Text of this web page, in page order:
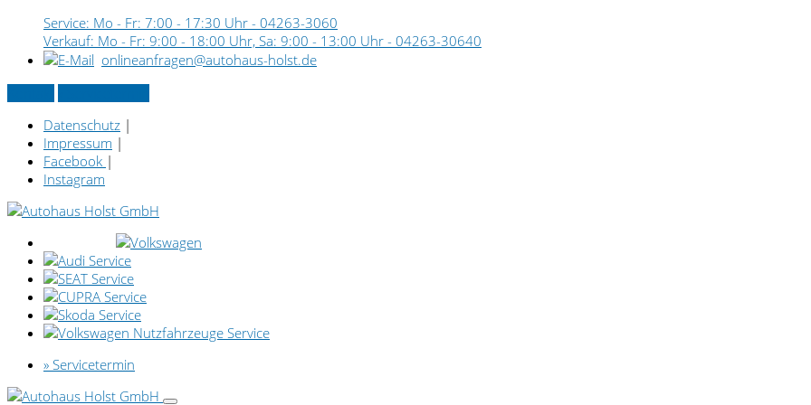
Service: Mo - Fr: 7:00 - 17:30 Uhr - 04263-3060
Verkauf: Mo - Fr: 9:00 - 18:00 Uhr, Sa: 9:00 - 13:00 Uhr - 04263-30640
onlineanfragen@autohaus-holst.de
Datenschutz |
Impressum |
Facebook |
Instagram
» Servicetermin